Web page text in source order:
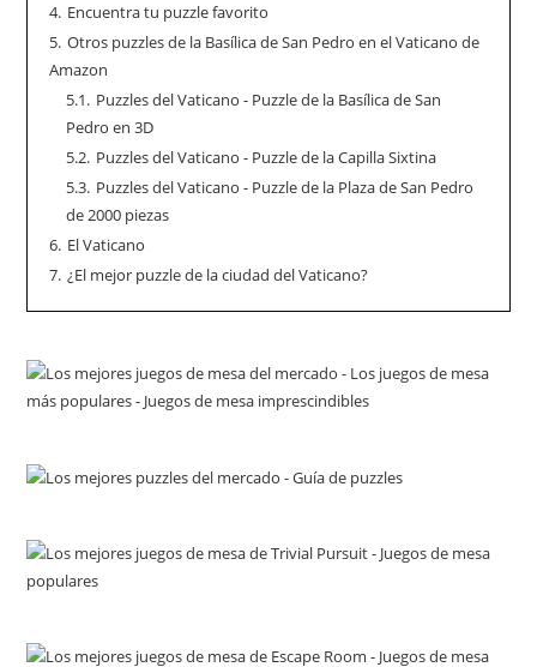
4. Encuentra tu puzzle favorito
5. Otros puzzles de la Basílica de San Pedro en el Vaticano de
Amazon
5.1. Puzzles del Vaticano - Puzzle de la Basílica de San
Pedro en 3D
5.2. Puzzles del Vaticano - Puzzle de la Capilla Sixtina
5.3. Puzzles del Vaticano - Puzzle de la Plaza de San Pedro
de 2000 piezas
6. El Vaticano
7. ¿El mejor puzzle de la ciudad del Vaticano?